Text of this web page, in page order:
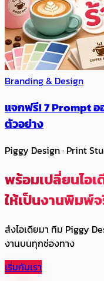
Branding & Design
แจกฟรี! 7 Prompt
ตัวอย่าง
Piggy Design · Print
พร้อมเปลี่ยนไอเ
ให้เป็นงานพิมพ์
ส่งไอเดียมา ทีม Piggy
งานบนทุกช่องทาง
เริ่มกับเรา